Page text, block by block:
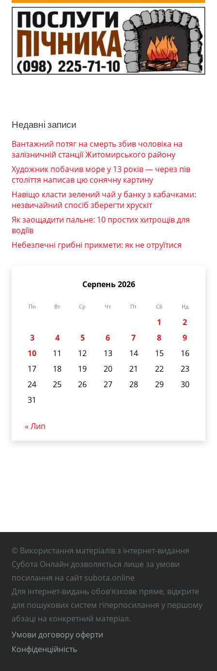
Недавні записи
Вантажний потяг на смерть збив чоловіка на
залізничній станції Житомирського району
Художник побачив море у 13 років — через пів
століття написав цю сонячну картину
Навіщо класти зелений чай у банку з кабачками:
незвичайний спосіб зберегти хрускіт
Як заощадити пальне: 10 простих хитрощів для
водіїв
Небезпечні грибні прикмети: як не отруїтися
Серпень 2026
Пн Вт Ср Чт Пт Сб Нд
1
2
3
4 5 6 7 8
9
10
11 12 13 14 15
16
17
18 19 20 21 22
23
24
25 26 27 28 29
30
31
« Лип
© Використання матеріалів з інтернет-видання
Субота Онлайн дозволяється лише за умови
посилання на сайт subota.online
Для інтернет-видань обов’язкове пряме, відкрите
для пошукових систем гіперпосилання у першому
абзаці на конкретний матеріал.
Умови договору оферти
Конфіденційність